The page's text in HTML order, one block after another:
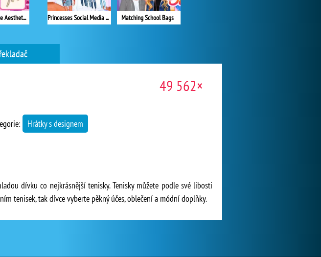
Matching School Bags
My Cottagecore Aesthetic Look Princesses Social Media Stars
49 562×
Hrátky s designem
dívku co nejkrásnější tenisky. Tenisky můžete podle své libosti
tenisek, tak dívce vyberte pěkný účes, oblečení a módní doplňky.